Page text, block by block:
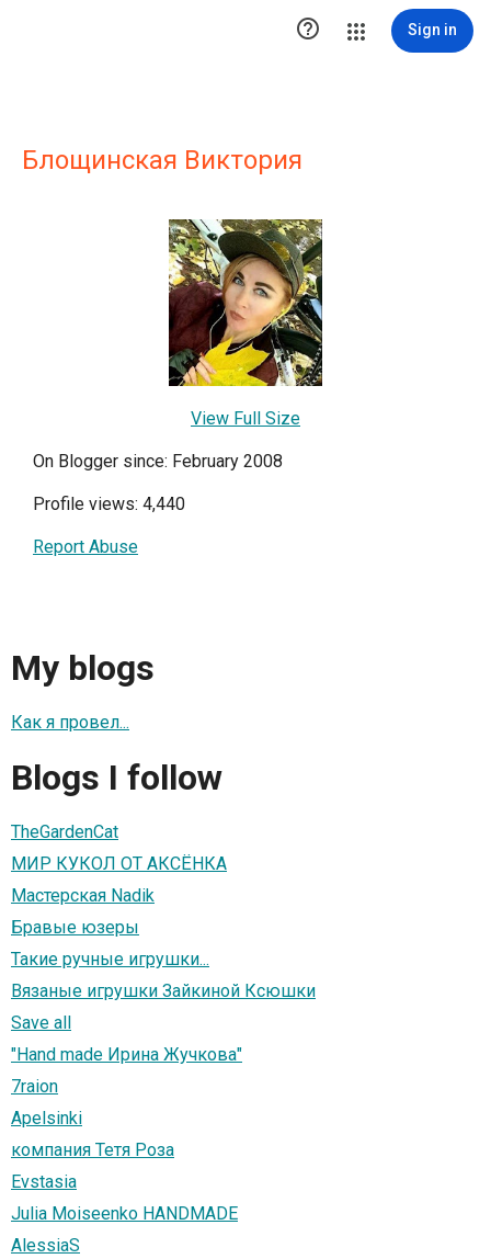
 Sign in
Блощинская Виктория
View Full Size
On Blogger since: February 2008
Profile views: 4,440
Report Abuse
My blogs
Как я провел...
Blogs I follow
TheGardenCat
МИР КУКОЛ ОТ АКСЁНКА
Мастерская Nadik
Бравые юзеры
Такие ручные игрушки...
Вязаные игрушки Зайкиной Ксюшки
Save all
"Hand made Ирина Жучкова"
7raion
Apelsinki
компания Тетя Роза
Evstasia
Julia Moiseenko HANDMADE
AlessiaS